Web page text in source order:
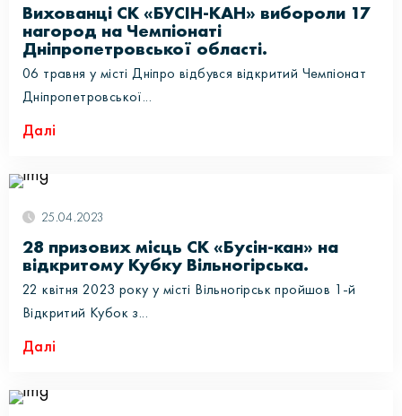
Вихованці СК «БУСІН-КАН» вибороли 17
нагород на Чемпіонаті
Дніпропетровської області.
06 травня у місті Дніпро відбувся відкритий Чемпіонат
Дніпропетровської...
Далі
25.04.2023
28 призових місць СК «Бусін-кан» на
відкритому Кубку Вільногірська.
22 квітня 2023 року у місті Вільногірськ пройшов 1-й
Відкритий Кубок з...
Далі